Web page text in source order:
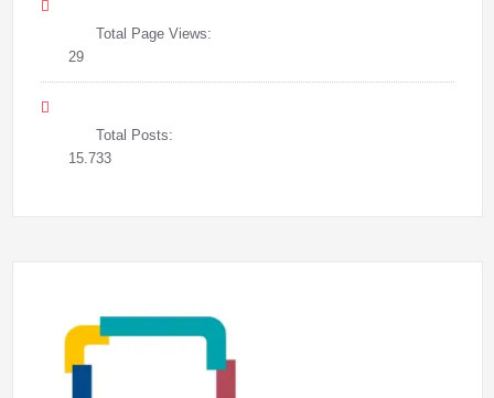
Total Page Views:
29
Total Posts:
15.733